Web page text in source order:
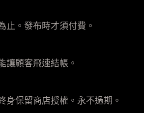
止。發布時才須付費。
讓顧客飛速結帳。
身保留商店授權。永不過期。